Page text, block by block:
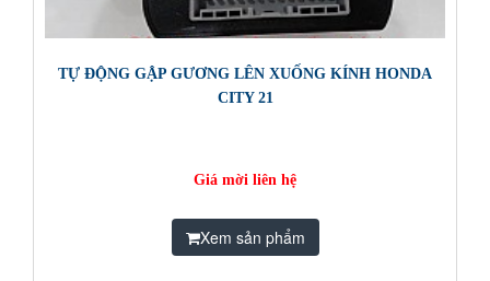
TỰ ĐỘNG GẬP GƯƠNG LÊN XUỐNG KÍNH HONDA
CITY 21
Giá mời liên hệ
Xem sản phẩm